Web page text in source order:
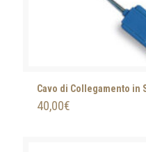
Cavo di Collegamento in
40,00€